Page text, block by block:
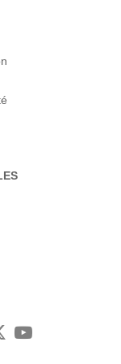
TwitterYouTube